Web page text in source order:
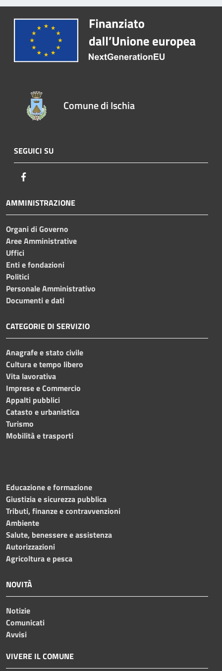
Comune di Ischia
SEGUICI SU
AMMINISTRAZIONE
Organi di Governo
Aree Amministrative
Uffici
Enti e fondazioni
Politici
Personale Amministrativo
Documenti e dati
CATEGORIE DI SERVIZIO
Anagrafe e stato civile
Cultura e tempo libero
Vita lavorativa
Imprese e Commercio
Appalti pubblici
Catasto e urbanistica
Turismo
Mobilità e trasporti
Educazione e formazione
Giustizia e sicurezza pubblica
Tributi, finanze e contravvenzioni
Ambiente
Salute, benessere e assistenza
Autorizzazioni
Agricoltura e pesca
NOVITÀ
Notizie
Comunicati
Avvisi
VIVERE IL COMUNE